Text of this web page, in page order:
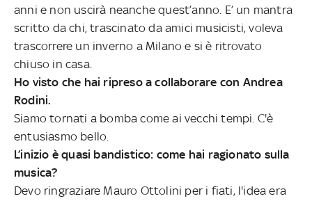
anni e non uscirà neanche quest’anno. E’ un mantra
scritto da chi, trascinato da amici musicisti, voleva
trascorrere un inverno a Milano e si è ritrovato
chiuso in casa.
Ho visto che hai ripreso a collaborare con Andrea
Rodini.
Siamo tornati a bomba come ai vecchi tempi. C'è
entusiasmo bello.
L’inizio è quasi bandistico: come hai ragionato sulla
musica?
Devo ringraziare Mauro Ottolini per i fiati, l'idea era